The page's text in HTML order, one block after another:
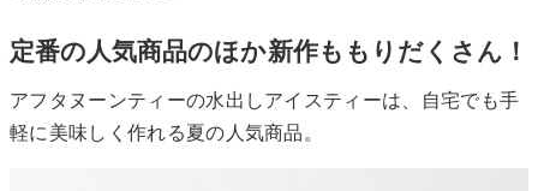
定番の人気商品のほか新作ももりだくさん！
アフタヌーンティーの水出しアイスティーは、自宅でも手
軽に美味しく作れる夏の人気商品。